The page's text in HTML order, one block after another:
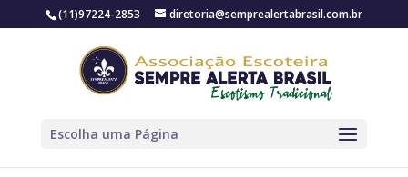
(11)97224-2853 diretoria@semprealertabrasil.com.br
Escolha uma Página